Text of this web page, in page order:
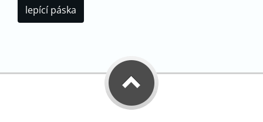
lepící páska